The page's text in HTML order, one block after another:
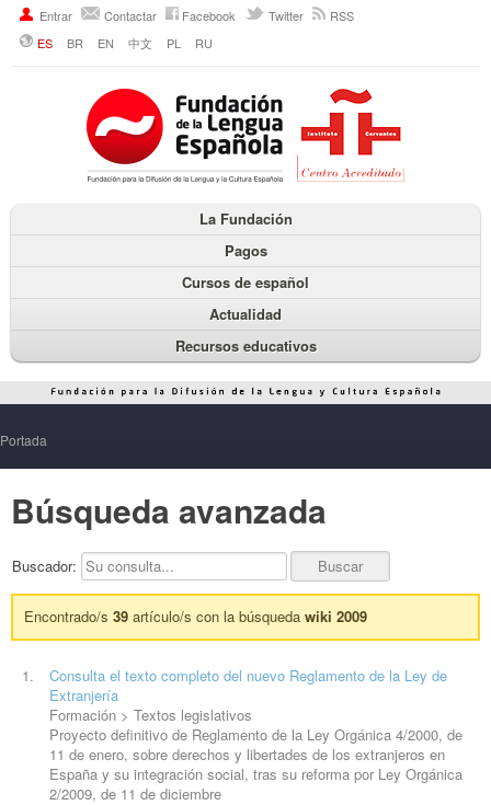
Entrar Contactar Facebook Twitter
RSS
ES
BR EN 中文 PL RU
La Fundación
Pagos
Cursos de español
Actualidad
Recursos educativos
Portada
Búsqueda avanzada
Buscador:
Encontrado/s39 artículo/s con la búsquedawiki 2009
Consulta el texto completo del nuevo Reglamento de la Ley de
Extranjería
Formación > Textos legislativos
Proyecto definitivo de Reglamento de la Ley Orgánica 4/2000, de
11 de enero, sobre derechos y libertades de los extranjeros en
España y su integración social, tras su reforma por Ley Orgánica
2/2009, de 11 de diciembre